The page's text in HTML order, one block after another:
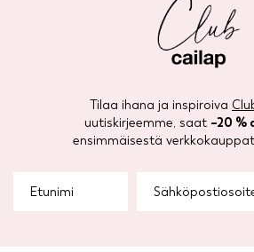
Tilaa ihana ja inspiroiva
uutiskirjeemme, saat –20 %
ensimmäisestä